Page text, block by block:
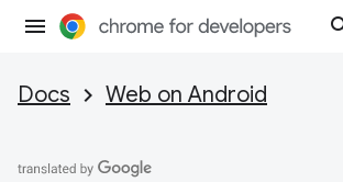
Docs Web on Android